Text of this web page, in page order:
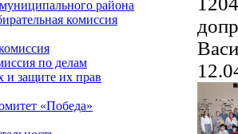
района
комиссия
по делам
и защите их прав
«Победа»